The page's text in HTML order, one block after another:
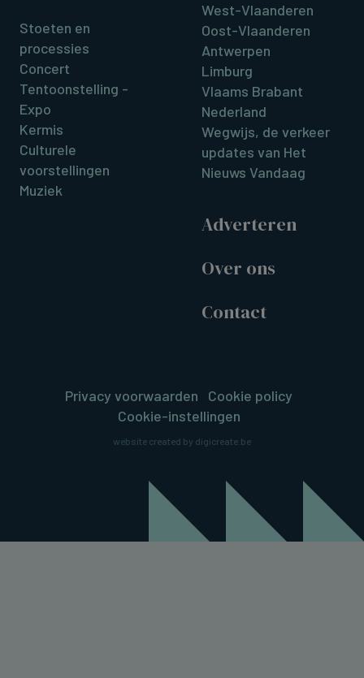
Stoeten en
processies
Concert
Tentoonstelling -
Expo
Kermis
Culturele
voorstellingen
Muziek
West-Vlaanderen
Oost-Vlaanderen
Antwerpen
Limburg
Vlaams Brabant
Nederland
Wegwijs, de verkeer
updates van Het
Nieuws Vandaag
Adverteren
Over ons
Contact
Privacy voorwaarden
Cookie policy
Cookie-instellingen
website created by digicreate.be